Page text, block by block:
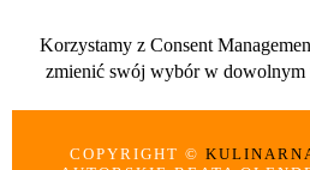
Korzystamy z Consent
zmienić swój wybór w dowolnym
COPYRIGHT ©